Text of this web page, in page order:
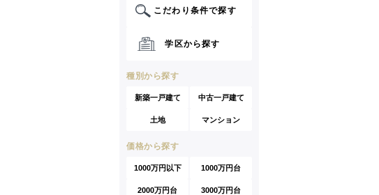
こだわり条件で探す
学区から探す
種別から探す
新築一戸建て 中古一戸建て
土地 マンション
価格から探す
1000万円以下 1000万円台
2000万円台 3000万円台